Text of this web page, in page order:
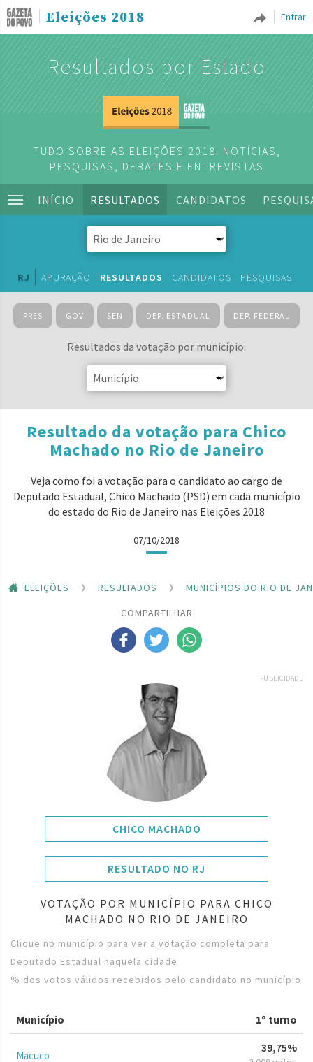
Entrar
Eleições 2018
Resultados por Estado
TUDO SOBRE AS ELEIÇÕES 2018: NOTÍCIAS,
PESQUISAS, DEBATES E ENTREVISTAS
INÍCIO RESULTADOS CANDIDATOS
RJ APURAÇÃO RESULTADOS CANDIDATOS PESQUISAS
PRES GOV SEN DEP. ESTADUAL DEP. FEDERAL
Resultados da votação por município:
Resultado da votação para Chico
Machado no Rio de Janeiro
Veja como foi a votação para o candidato ao cargo de
Deputado Estadual, Chico Machado (PSD) em cada município
do estado do Rio de Janeiro nas Eleições 2018
07/10/2018
ELEIÇÕES RESULTADOS
MUNICÍPIOS DO RIO DE
COMPARTILHAR
PUBLICIDADE
CHICO MACHADO
RESULTADO NO RJ
VOTAÇÃO POR MUNICÍPIO PARA CHICO
MACHADO NO RIO DE JANEIRO
Clique no município para ver a votação completa para
Deputado Estadual naquela cidade
% dos votos válidos recebidos pelo candidato no município
Município 1º turno
Macuco
39,75%